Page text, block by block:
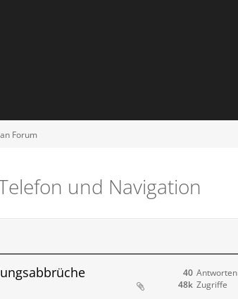
Forum
und Navigation
Antworten
40
Zugriffe
48k